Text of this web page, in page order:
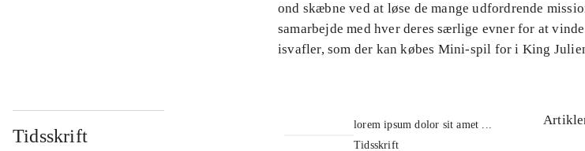
ond skæbne ved at løse de mange udfordrende
samarbejde med hver deres særlige evner for at
isvafler, som der kan købes Mini-spil for i King
Tidsskrift
lorem ipsum dolor sit amet ...
Tidsskrift